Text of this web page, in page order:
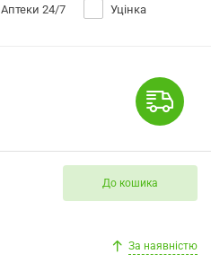
Аптеки 24/7 Уцінка
До кошика
За наявністю